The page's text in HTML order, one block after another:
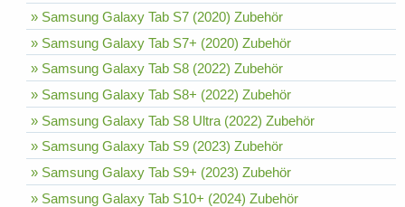
» Samsung Galaxy Tab S7 (2020) Zubehör
» Samsung Galaxy Tab S7+ (2020) Zubehör
» Samsung Galaxy Tab S8 (2022) Zubehör
» Samsung Galaxy Tab S8+ (2022) Zubehör
» Samsung Galaxy Tab S8 Ultra (2022) Zubehör
» Samsung Galaxy Tab S9 (2023) Zubehör
» Samsung Galaxy Tab S9+ (2023) Zubehör
» Samsung Galaxy Tab S10+ (2024) Zubehör